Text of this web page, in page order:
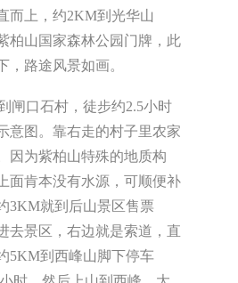
而上，约2KM到光华山
柏山国家森林公园门牌，此
，路途风景如画。
闸口石村，徒步约2.5小时
意图。靠右走的村子里农家
因为紫柏山特殊的地质构
面肯本没有水源，可顺便补
3KM就到后山景区售票
去景区，右边就是索道，直
5KM到西峰山脚下停车